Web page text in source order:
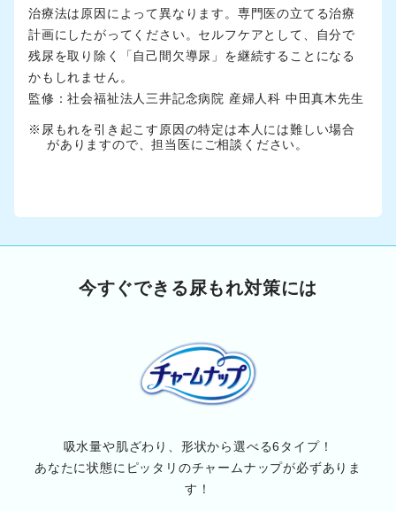
治療法は原因によって異なります。専門医の立てる治療
計画にしたがってください。セルフケアとして、自分で
残尿を取り除く「自己間欠導尿」を継続することになる
かもしれません。
監修：社会福祉法人三井記念病院 産婦人科 中田真木先生
※尿もれを引き起こす原因の特定は本人には難しい場合
がありますので、担当医にご相談ください。
今すぐできる尿もれ対策には
吸水量や肌ざわり、形状から選べる6タイプ！
あなたに状態にピッタリのチャームナップが必ずありま
す！